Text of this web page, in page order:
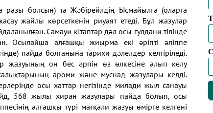
разы болсын) та Жәбірейлдің Ысмайылға (оларға
жайлы көрсеткенін риуаят етеді. Бұл жазулар
Самауи кітаптар дәл осы гулдани тілінде
Осылайша алғашқы жиырма екі әріпті әліппе
пайда болғанына тарихи дәлелдер келтіріледі.
жазуының он бес әрпін өз өлкесіне алып келу
ароми және муснад жазулары келді.
осы хаттар негізінде милади жыл санауы
568 жылы хиран жазулары пайда болып, осы
алғашқы түрі мағқали жазуы өмірге келгені